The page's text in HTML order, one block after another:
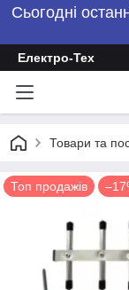
Сьогодні
Електро-Тех
Товари та
Топ продажів